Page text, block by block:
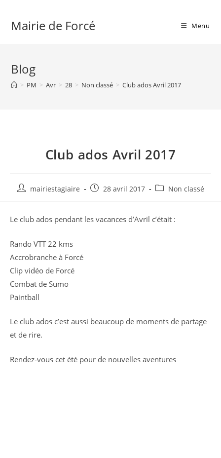
contentMairie de Forcé Menu
Blog
> PM > Avr > 28 > Non classé > Club ados Avril 2017
Club ados Avril 2017
Auteur/autrice
publication :
mairiestagiaire
Publication
28 avril 2017
Post Non classé
Le club ados pendant les vacances d’Avril c’était :
Rando VTT 22 kms
Accrobranche à Forcé
Clip vidéo de Forcé
Combat de Sumo
Paintball
Le club ados c’est aussi beaucoup de moments de partage
et de rire.
Rendez-vous cet été pour de nouvelles aventures